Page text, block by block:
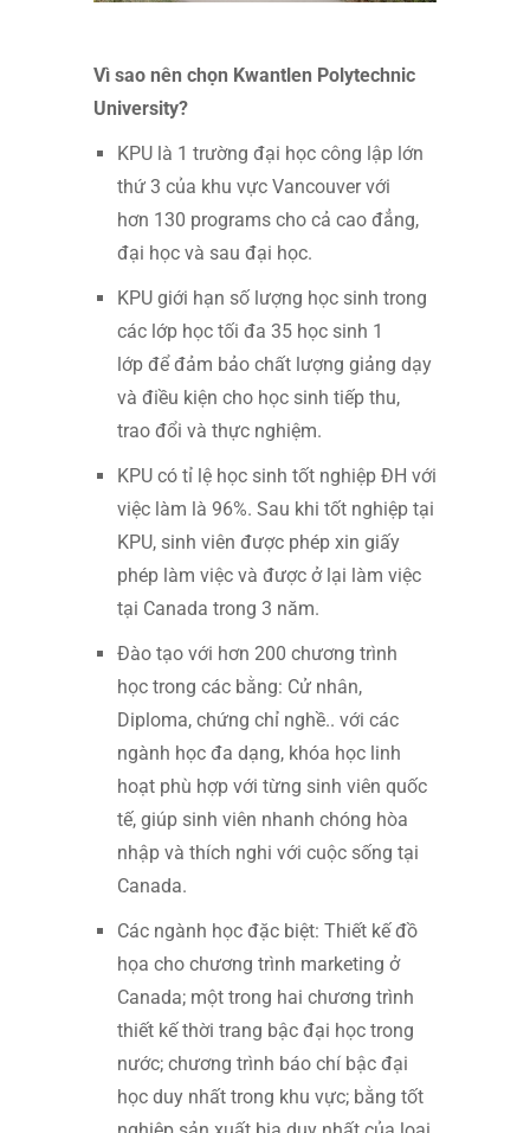
Vì sao nên chọn Kwantlen Polytechnic
University?
KPU là 1 trường đại học công lập lớn
thứ 3 của khu vực Vancouver với
hơn 130 programs cho cả cao đẳng,
đại học và sau đại học.
KPU giới hạn số lượng học sinh trong
các lớp học tối đa 35 học sinh 1
lớp để đảm bảo chất lượng giảng dạy
và điều kiện cho học sinh tiếp thu,
trao đổi và thực nghiệm.
KPU có tỉ lệ học sinh tốt nghiệp ĐH với
việc làm là 96%. Sau khi tốt nghiệp tại
KPU, sinh viên được phép xin giấy
phép làm việc và được ở lại làm việc
tại Canada trong 3 năm.
Đào tạo với hơn 200 chương trình
học trong các bằng: Cử nhân,
Diploma, chứng chỉ nghề.. với các
ngành học đa dạng, khóa học linh
hoạt phù hợp với từng sinh viên quốc
tế, giúp sinh viên nhanh chóng hòa
nhập và thích nghi với cuộc sống tại
Canada.
Các ngành học đặc biệt: Thiết kế đồ
họa cho chương trình marketing ở
Canada; một trong hai chương trình
thiết kế thời trang bậc đại học trong
nước; chương trình báo chí bậc đại
học duy nhất trong khu vực; bằng tốt